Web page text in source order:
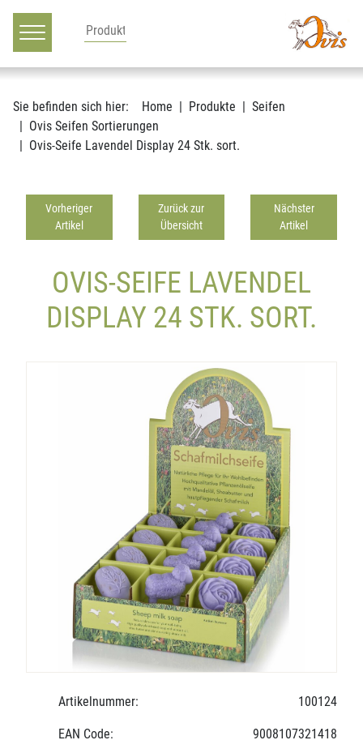
Hauptnavigation
Zum Inhalt
Sie befinden sich hier: Home Produkte
Seifen
Ovis Seifen Sortierungen
Ovis-Seife Lavendel Display 24 Stk. sort.
Vorheriger
Artikel
Zurück zur
Übersicht
Nächster
Artikel
OVIS-SEIFE LAVENDEL
DISPLAY 24 STK. SORT.
Artikelnummer: 100124
EAN Code: 9008107321418